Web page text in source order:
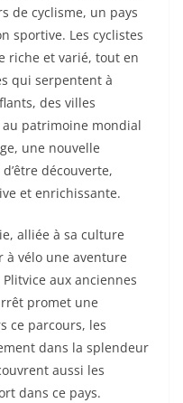
de cyclisme, un pays
sportive. Les cyclistes
riche et varié, tout en
qui serpentent à
des villes
patrimoine mondial
une nouvelle
découverte,
et enrichissante.
alliée à sa culture
vélo une aventure
aux anciennes
promet une
ce parcours, les
dans la splendeur
aussi les
dans ce pays.